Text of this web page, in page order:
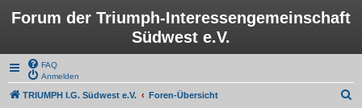
Forum der Triumph-Interessengemeinschaft
Südwest e.V.
FAQ
Anmelden
TRIUMPH I.G. Südwest e.V. Foren-Übersicht